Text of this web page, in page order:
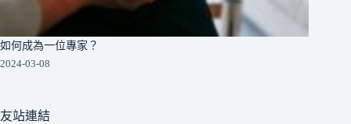
如何成為一位專家？
2024-03-08
友站連結